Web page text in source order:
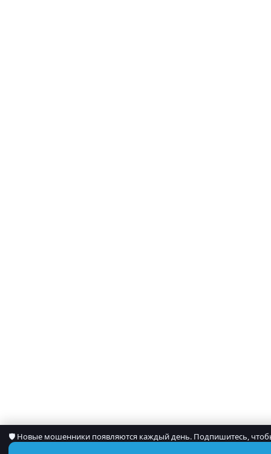
🛡 Новые мошенники появляются каждый день. Подпишитесь,